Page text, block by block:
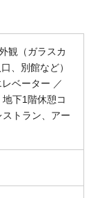
観（ガラスカ
、別館など）
ベーター ／
下1階休憩コ
トラン、アー